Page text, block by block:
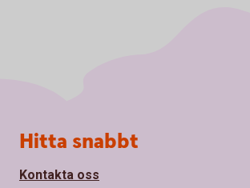
Sidfot
Hitta snabbt
Kontakta oss